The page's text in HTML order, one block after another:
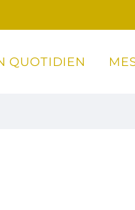
QUOTIDIEN